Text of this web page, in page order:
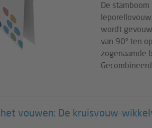
De
wordt
van 90° ten
zogenaamde
vouwen: De kruisvouw-